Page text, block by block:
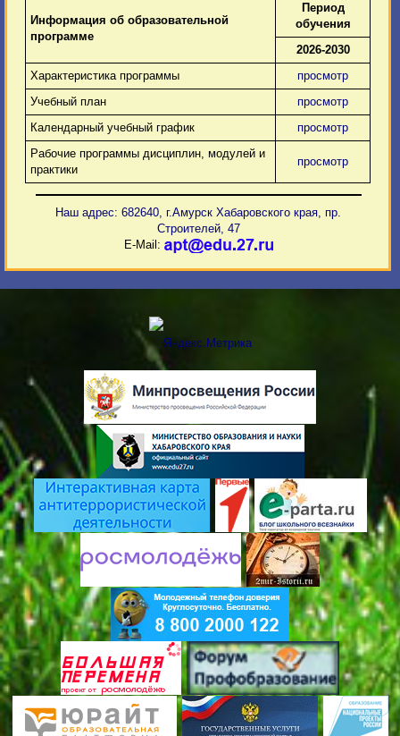
Информация об образовательной
программе
Период
обучения
2026-2030
Характеристика программы
просмотр
Учебный план
просмотр
Календарный учебный график
просмотр
Рабочие программы дисциплин, модулей и
практики
просмотр
Наш адрес: 682640, г.Амурск Хабаровского края, пр.
Строителей, 47
E-Mail: